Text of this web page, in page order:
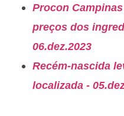
Procon
preços dos
06.dez.2023
Recém-nascida
localizada -